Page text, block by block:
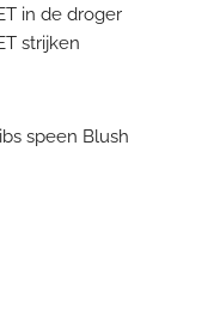
in de droger
strijken
speen Blush